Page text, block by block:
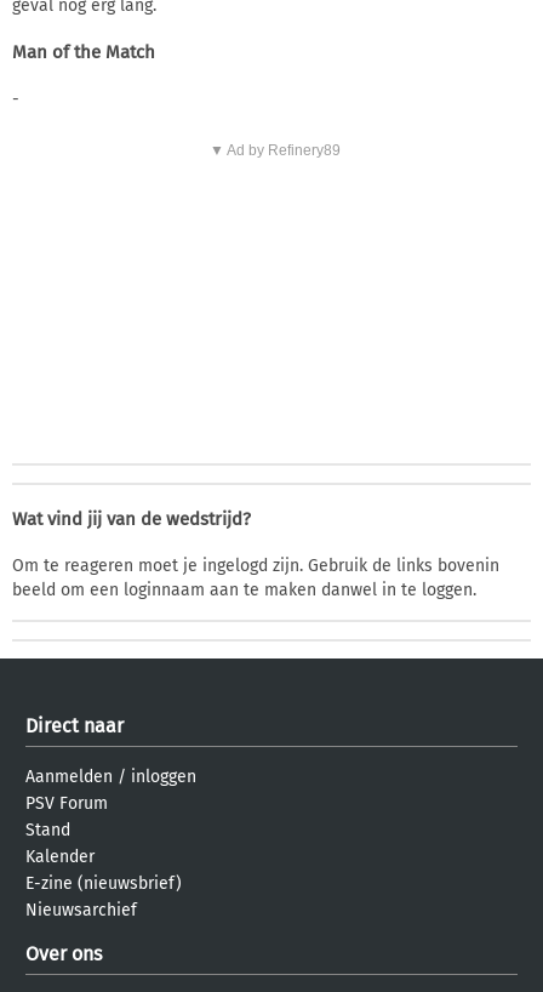
geval nog erg lang.
Man of the Match
-
▼ Ad by Refinery89
Wat vind jij van de wedstrijd?
Om te reageren moet je ingelogd zijn. Gebruik de links bovenin
beeld om een loginnaam aan te maken danwel in te loggen.
Direct naar
Aanmelden / inloggen
PSV Forum
Stand
Kalender
E-zine (nieuwsbrief)
Nieuwsarchief
Over ons